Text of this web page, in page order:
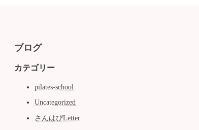
ブログ
カテゴリー
pilates-school
Uncategorized
さんはぴLetter